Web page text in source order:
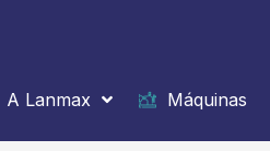
A Lanmax Máquinas